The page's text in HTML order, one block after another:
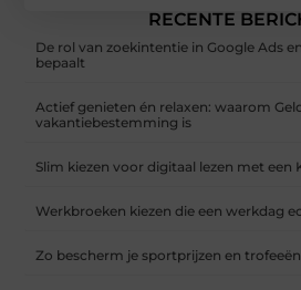
RECENTE
De rol van zoekintentie in Google Ads
bepaalt
Actief genieten én relaxen: waarom
vakantiebestemming is
Slim kiezen voor digitaal lezen met een
Werkbroeken kiezen die een werkdag
Zo bescherm je sportprijzen en